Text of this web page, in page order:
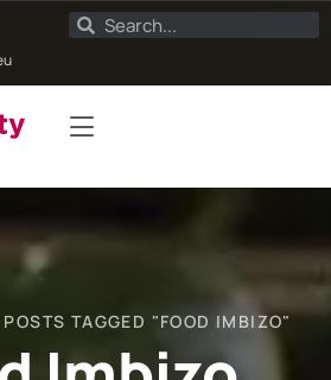
POSTS TAGGED "FOOD IMBIZO"